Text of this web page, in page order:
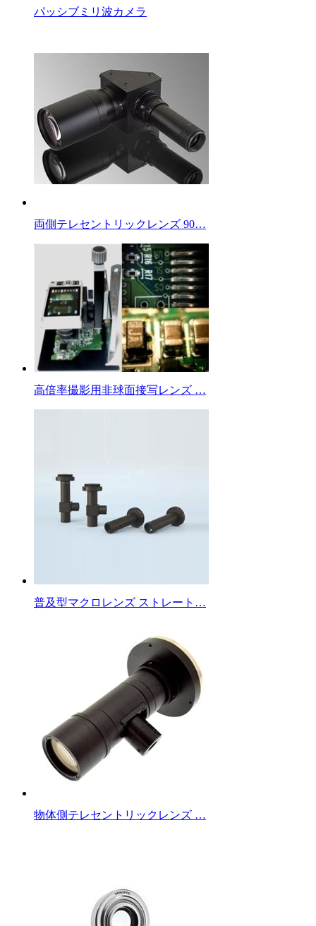
パッシブミリ波カメラ
両側テレセントリックレンズ 90…
高倍率撮影用非球面接写レンズ …
普及型マクロレンズ ストレート…
物体側テレセントリックレンズ …